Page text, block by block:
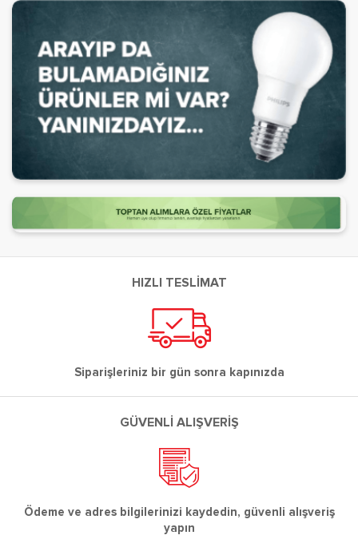
HIZLI TESLİMAT
Siparişleriniz bir gün sonra kapınızda
GÜVENLİ ALIŞVERİŞ
Ödeme ve adres bilgilerinizi kaydedin, güvenli alışveriş
yapın